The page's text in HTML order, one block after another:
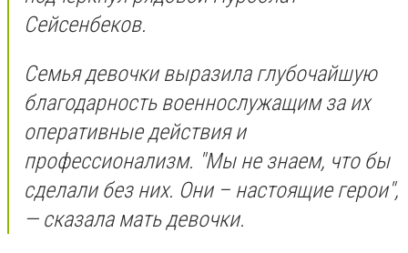
Сейсенбеков.
Семья девочки выразила глубочайшую
благодарность военнослужащим за их
оперативные действия и
профессионализм. "Мы не знаем, что бы
сделали без них. Они – настоящие герои",
— сказала мать девочки.